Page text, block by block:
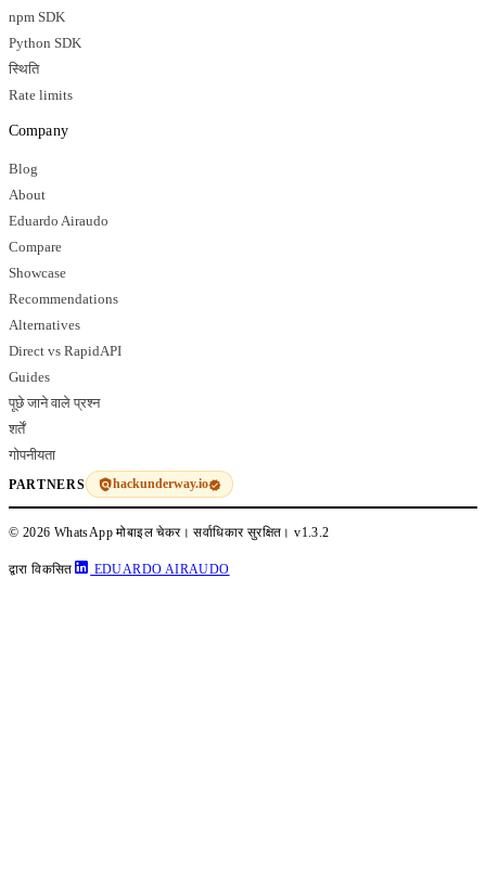
npm SDK
Python SDK
स्थिति
Rate limits
Company
Blog
About
Eduardo Airaudo
Compare
Showcase
Recommendations
Alternatives
Direct vs RapidAPI
Guides
पूछे जाने वाले प्रश्न
शर्तें
गोपनीयता
PARTNERS hackunderway.io
© 2026 WhatsApp मोबाइल चेकर। सर्वाधिकार सुरक्षित।v1.3.2
द्वारा विकसित EDUARDO AIRAUDO